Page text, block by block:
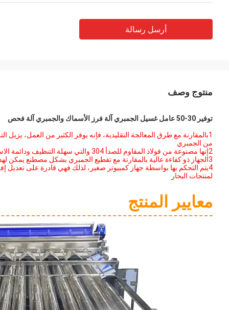
أرسل رسالة
منتوج وصف
توفير 30-50 عامل غسيل الجمبري آلة فرز الأسماك والجمبري آلة فحص
1بالمقارنة مع طرق المعالجة التقليدية، فإنه يوفر الكثير من العمل،
من الجمبري
2إنها مصنوعة من فولاذ المقاوم للصدأ 304 والتي سهلة التنظيف ودائمة الاستخدام.
3الجهاز ذو كفاءة عالية بالمقارنة مع تقطيع الجمبري بشكل مصطنع يمكن لهذه الآلة تحسين الإنتاجية وتقليل تكلفة العمالة
4يتم التحكم بها بواسطة جهاز كمبيوتر صغير، لذلك فهي قادرة على تعديل
لمنتجات البحار
معايير المنتج